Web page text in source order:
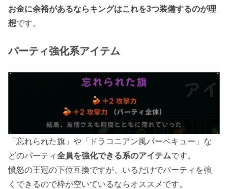
お金に余裕があるならキングはこれを3つ装備するのが理
想です。
パーティ強化系アイテム
「忘れられた旗」や「ドラコニアン風バーベキュー」な
どのパーティ全員を強化できる系のアイテムです。
憤怒の王冠の下位互換ですが、いるだけでパーティを強
くできるので枠が空いているならオススメです。